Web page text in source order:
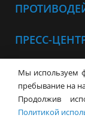
ПРЕСС-
© Совет
Новосибирска
630099, г.
Мы используем
пребывание на
Продолжив
Политикой